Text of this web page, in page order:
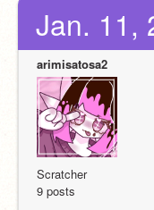
Jan. 11,
arimisatosa2
Scratcher
9 posts